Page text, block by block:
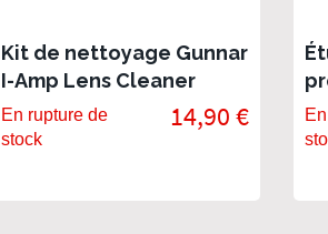
Kit de nettoyage Gunnar
I-Amp Lens Cleaner
En rupture de
stock
14,90 €